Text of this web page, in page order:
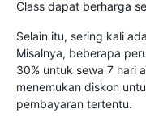
Class dapat berharga
Selain itu, sering kali
Misalnya, beberapa
30% untuk sewa 7 hari
menemukan diskon
pembayaran tertentu.